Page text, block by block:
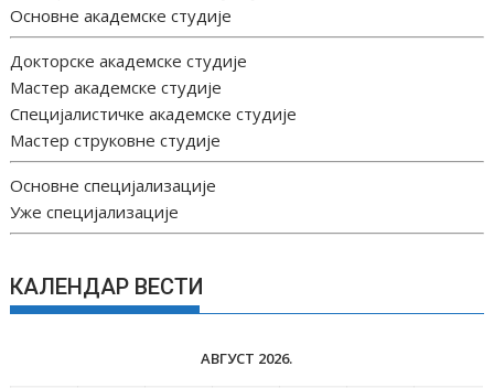
Основне академске студије
Докторске академске студије
Мастер академске студије
Специјалистичке академске студије
Мастер струковне студије
Основне специјализације
Уже специјализације
КАЛЕНДАР ВЕСТИ
АВГУСТ 2026.